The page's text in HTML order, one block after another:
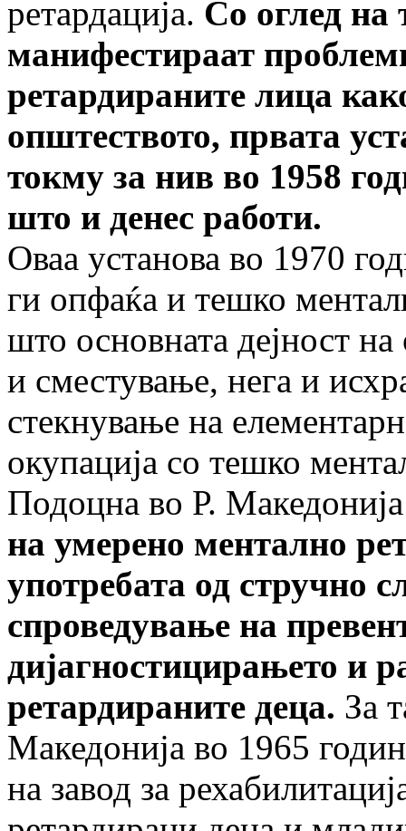
ретардација. Со оглед на
манифестираат
ретардираните лица
општеството, првата
токму за нив во 1958
што и денес работи.
Оваа установа во 1970
ги опфаќа и тешко
што основната дејност на
и сместување, нега и
стекнување на
окупација со тешко
Подоцна во Р.
на умерено ментално
употребата од стручно
спроведување на
дијагностицирањето и
ретардираните деца. За
Македонија во 1965
на завод за